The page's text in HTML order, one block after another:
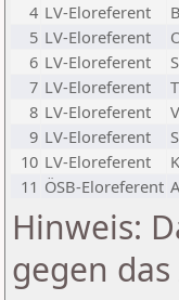
4 LV-Eloreferent
5 LV-Eloreferent
6 LV-Eloreferent
7 LV-Eloreferent
8 LV-Eloreferent
9 LV-Eloreferent
10 LV-Eloreferent
11 ÖSB-Eloreferent
Hinweis:
gegen